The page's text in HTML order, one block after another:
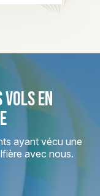
EN
ayant vécu une
avec nous.